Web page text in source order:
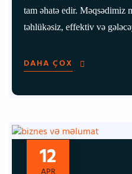
tam əhatə edir. Məqsədimiz
təhlükəsiz, effektiv və
DAHA ÇOX
12